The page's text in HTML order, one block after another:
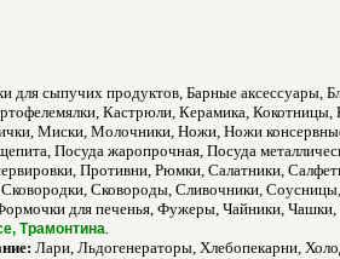
для сыпучих продуктов, Барные аксессуары,
Кастрюли, Керамика,
Миски, Молочники, Ножи, Ножи
Посуда жаропрочная, Посуда
Противни, Рюмки, Салатники,
Сковороды, Сливочники,
для печенья, Фужеры, Чайники,
Трамонтина.
Лари, Льдогенераторы, Хлебопекарни,